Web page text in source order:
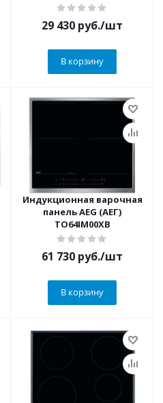
29 430 руб./шт
В корзину
Индукционная варочная
панель AEG (АЕГ)
TO64IM00XB
61 730 руб./шт
В корзину